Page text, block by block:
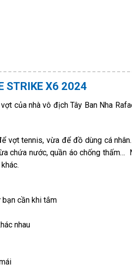
STRIKE X6 2024
của nhà vô địch Tây Ban Nha
vợt tennis, vừa để đồ dùng cá
chứa nước, quần áo chống thấm…
cần khi tắm
nhau